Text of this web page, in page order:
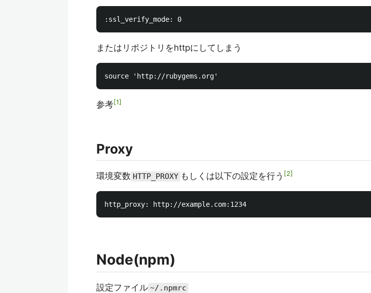
またはリポジトリをhttpにしてしまう
参考 1
Proxy
環境変数 HTTP_PROXY もしくは以下の設定を行う 2
Node(npm)
設定ファイル ~/.npmrc